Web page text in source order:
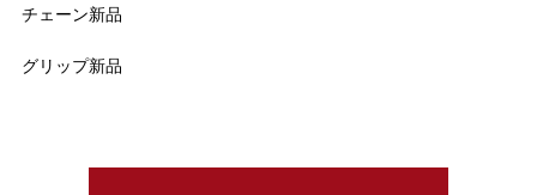
チェーン新品
グリップ新品